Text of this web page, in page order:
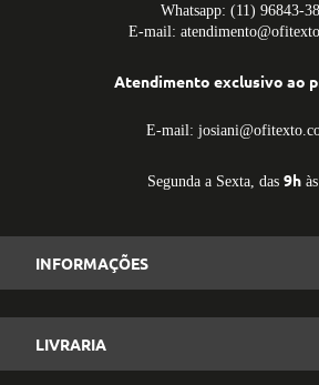
Whatsapp: (11) 96843-
E-mail:
Atendimento exclusivo ao
E-mail:
Segunda a Sexta, das 9h às
INFORMAÇÕES
LIVRARIA